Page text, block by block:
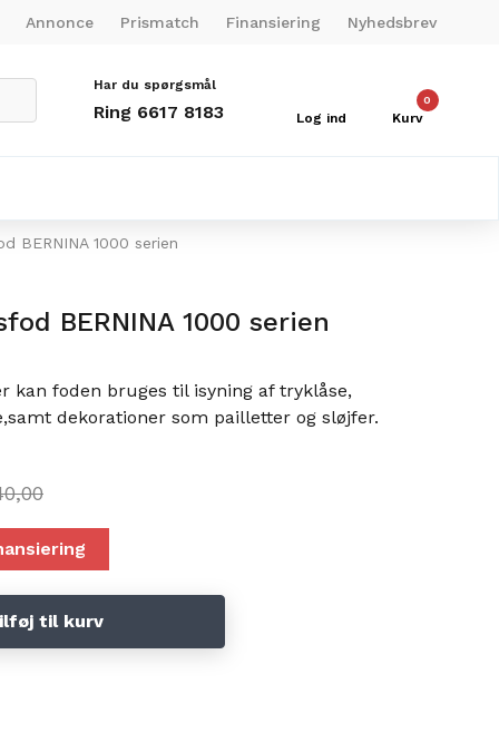
Annonce Prismatch Finansiering Nyhedsbrev
Har du spørgsmål
Ring 6617 8183 Log ind
0
Kurv
BERNINA 1000 serien
BERNINA 1000 serien
kan foden bruges til isyning af tryklåse,
dekorationer som pailletter og sløjfer.
til kurv